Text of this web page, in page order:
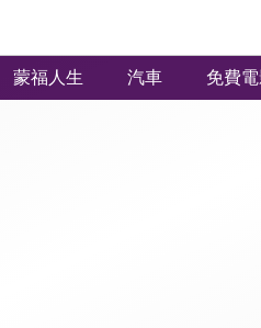
蒙福人生 汽車 免費